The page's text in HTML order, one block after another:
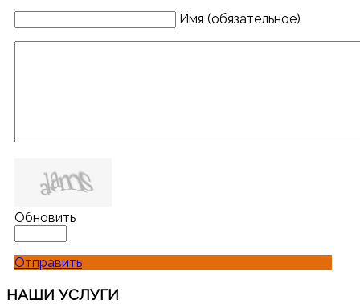
Имя (обязательное)
Обновить
Отправить
НАШИУСЛУГИ